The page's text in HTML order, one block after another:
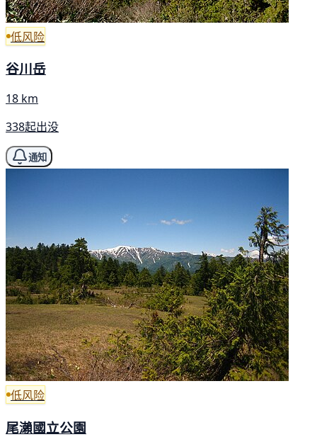
低风险
谷川岳
18 km
338起出没
通知
低风险
尾瀨國立公園